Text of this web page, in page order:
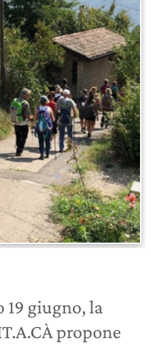
19 giugno, la
propone